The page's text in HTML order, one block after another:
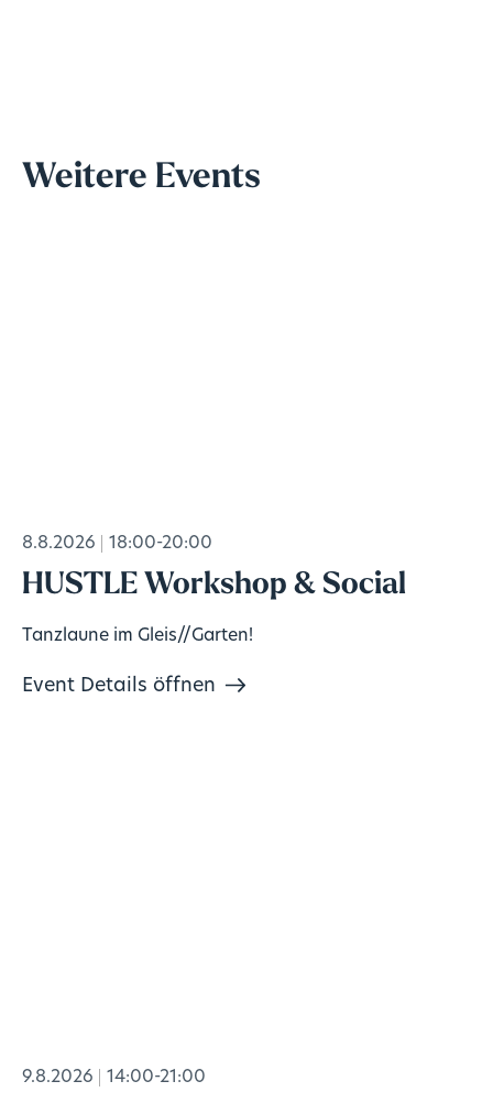
Weitere Events
8.8.2026 18:00-20:00
HUSTLE Workshop & Social
Tanzlaune im Gleis//Garten!
Event Details öffnen
9.8.2026 14:00-21:00